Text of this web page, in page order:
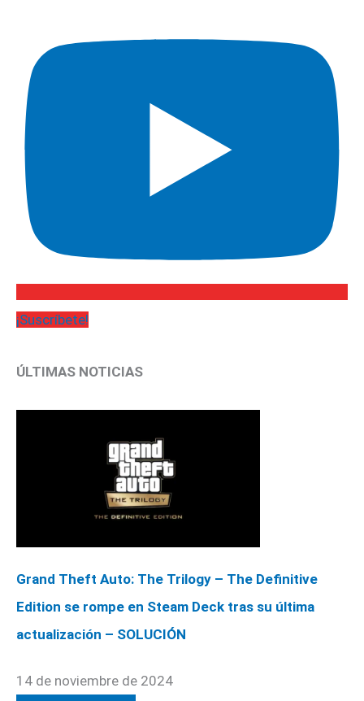
¡Suscríbete!
ÚLTIMAS NOTICIAS
Grand Theft Auto: The Trilogy – The Definitive
Edition se rompe en Steam Deck tras su última
actualización – SOLUCIÓN
14 de noviembre de 2024